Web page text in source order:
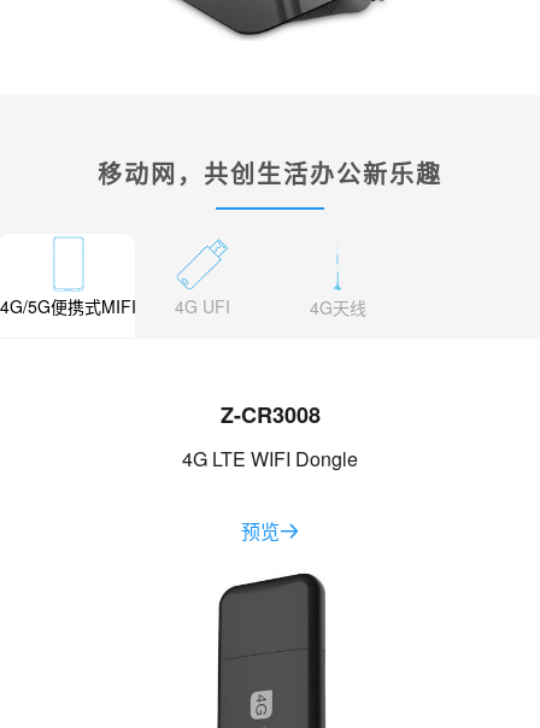
移动网，共创生活办公新乐趣
4G/5G便携式MIFI 4G UFI 4G天线
Z-CR3008
4G LTE WIFI Dongle
预览